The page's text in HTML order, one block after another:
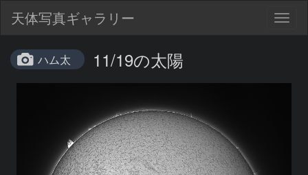
天体写真ギャラリー
ハム太 11/19の太陽